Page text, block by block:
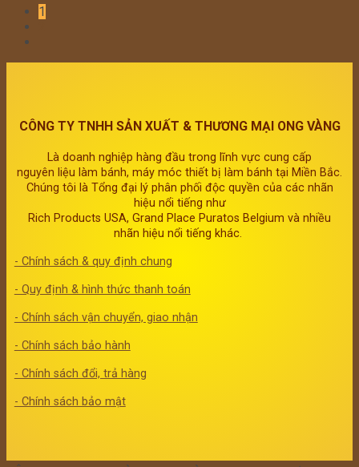
1
CÔNG TY TNHH SẢN XUẤT & THƯƠNG MẠI ONG VÀNG
Là doanh nghiệp hàng đầu trong lĩnh vực cung cấp
nguyên liệu làm bánh, máy móc thiết bị làm bánh tại Miền Bắc.
Chúng tôi là Tổng đại lý phân phối độc quyền của các nhãn
hiệu nổi tiếng như
Rich Products USA, Grand Place Puratos Belgium và nhiều
nhãn hiệu nổi tiếng khác.
- Chính sách & quy định chung
- Quy định & hình thức thanh toán
- Chính sách vận chuyển, giao nhận
- Chính sách bảo hành
- Chính sách đổi, trả hàng
- Chính sách bảo mật